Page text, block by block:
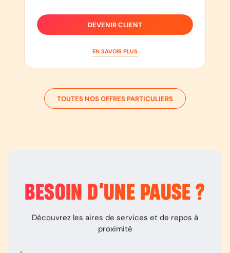
DEVENIR CLIENT
EN SAVOIR PLUS
TOUTES NOS OFFRES PARTICULIERS
BESOIN D’UNE PAUSE ?
Découvrez les aires de services et de repos à
proximité